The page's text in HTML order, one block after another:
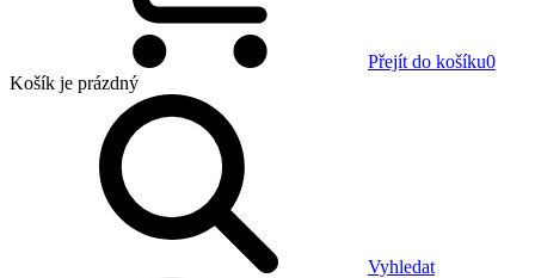
Přejít do košíku0
Košík je prázdný
Vyhledat